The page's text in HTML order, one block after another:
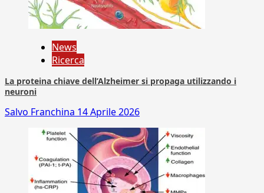
News
Ricerca
La proteina chiave dell’Alzheimer si propaga utilizzando i
neuroni
Salvo Franchina 14 Aprile 2026